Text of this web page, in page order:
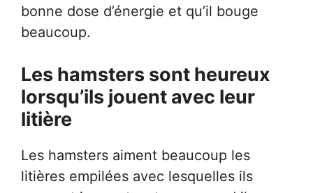
bonne dose d’énergie et qu’il bouge
beaucoup.
Les hamsters sont heureux
lorsqu’ils jouent avec leur
litière
Les hamsters aiment beaucoup les
litières empilées avec lesquelles ils